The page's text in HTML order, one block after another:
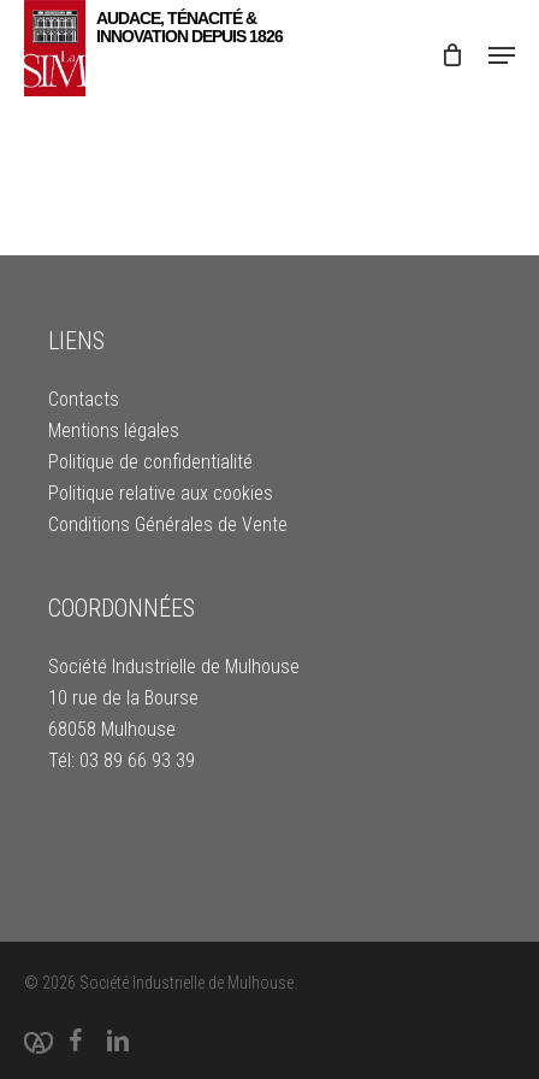
Skip
main
Menu
LIENS
Contacts
Mentions légales
Politique de confidentialité
Politique relative aux cookies
Conditions Générales de Vente
COORDONNÉES
Société Industrielle de Mulhouse
10 rue de la Bourse
68058 Mulhouse
Tél: 03 89 66 93 39
© 2026 Société Industrielle de Mulhouse.
facebooklinkedin